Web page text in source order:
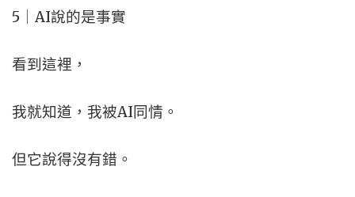
5｜AI說的是事實
看到這裡，
我就知道，我被AI同情。
但它說得沒有錯。